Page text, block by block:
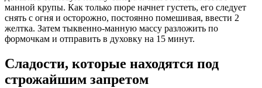
манной крупы. Как только пюре начнет густеть, его следует
снять с огня и осторожно, постоянно помешивая, ввести 2
желтка. Затем тыквенно-манную массу разложить по
формочкам и отправить в духовку на 15 минут.
Сладости, которые находятся под
строжайшим запретом